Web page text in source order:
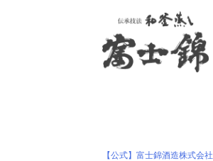
【公式】富士錦酒造株式会社